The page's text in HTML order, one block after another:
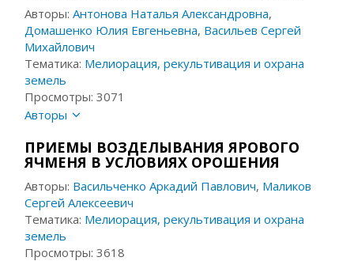
Авторы:Антонова Наталья Александровна,
Домашенко Юлия Евгеньевна, Васильев Сергей
Михайлович
Тематика: Мелиорация, рекультивация и охрана
земель
Просмотры: 3071
Авторы
ПРИЕМЫ ВОЗДЕЛЫВАНИЯ ЯРОВОГО
ЯЧМЕНЯ В УСЛОВИЯХ ОРОШЕНИЯ
Авторы: Васильченко Аркадий Павлович, Маликов
Сергей Алексеевич
Тематика: Мелиорация, рекультивация и охрана
земель
Просмотры: 3618